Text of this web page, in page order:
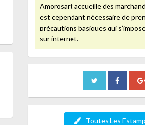
Amorosart accueille des
est cependant nécessaire de
précautions basiques qui
sur internet.
Toutes Les